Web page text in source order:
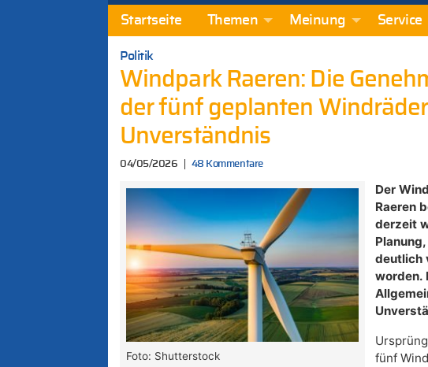
Startseite Themen Meinung Service
Politik
Windpark Raeren: Die
der fünf geplanten
Unverständnis
04/05/2026 48 Kommentare
Foto: Shutterstock
Der
Raeren
derzeit
deutlich
worden.
fünf